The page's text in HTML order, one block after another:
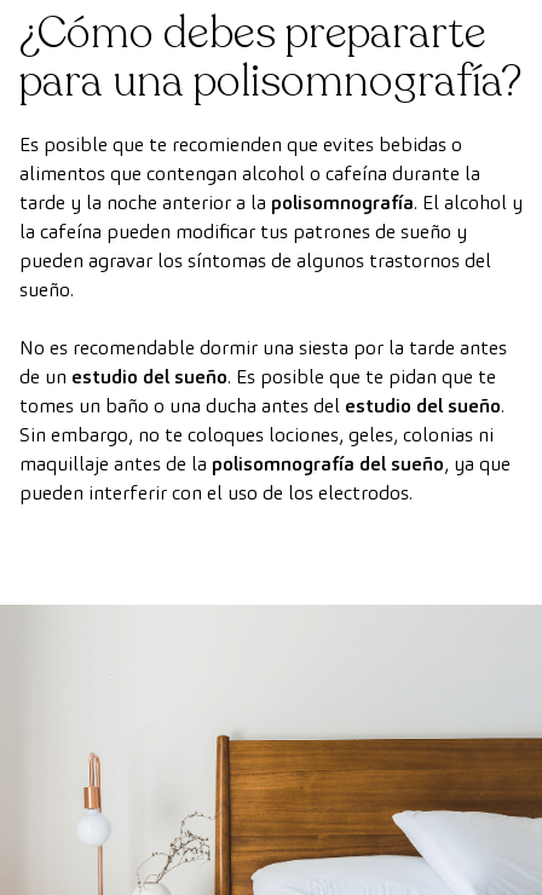
¿Cómo debes prepararte
para una polisomnografía?
Es posible que te recomienden que evites bebidas o
alimentos que contengan alcohol o cafeína durante la
tarde y la noche anterior a la polisomnografía. El alcohol y
la cafeína pueden modificar tus patrones de sueño y
pueden agravar los síntomas de algunos trastornos del
sueño.
No es recomendable dormir una siesta por la tarde antes
de un estudio del sueño. Es posible que te pidan que te
tomes un baño o una ducha antes del estudio del sueño.
Sin embargo, no te coloques lociones, geles, colonias ni
maquillaje antes de la polisomnografía del sueño, ya que
pueden interferir con el uso de los electrodos.